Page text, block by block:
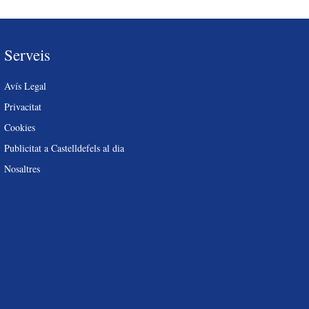
Serveis
Avís Legal
Privacitat
Cookies
Publicitat a Castelldefels al dia
Nosaltres